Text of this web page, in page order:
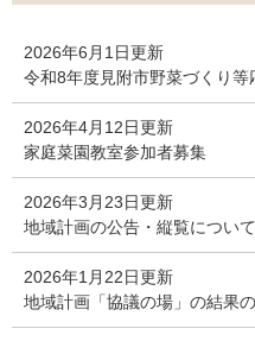
2026年6月1日更新
令和8年度見附市野菜づくり
2026年4月12日更新
家庭菜園教室参加者募集
2026年3月23日更新
地域計画の公告・縦覧について
2026年1月22日更新
地域計画「協議の場」の結果